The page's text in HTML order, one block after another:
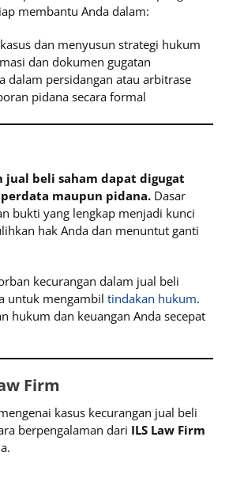
membantu Anda dalam:
dan menyusun strategi hukum
dan dokumen gugatan
dalam persidangan atau arbitrase
pidana secara formal
jual beli saham dapat digugat
maupun pidana. Dasar
bukti yang lengkap menjadi kunci
hak Anda dan menuntut ganti
kecurangan dalam jual beli
untuk mengambil tindakan hukum.
hukum dan keuangan Anda secepat
Firm
kasus kecurangan jual beli
berpengalaman dari ILS Law Firm